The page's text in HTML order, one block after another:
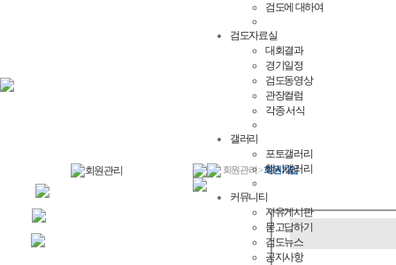
검도에 대하여
검도자료실
대회결과
경기일정
검도동영상
관장컬럼
각종 서식
갤러리
포토갤러리
행사갤러리
커뮤니티
자유게시판
묻고답하기
검도뉴스
공지사항
회원관리 >회원가입